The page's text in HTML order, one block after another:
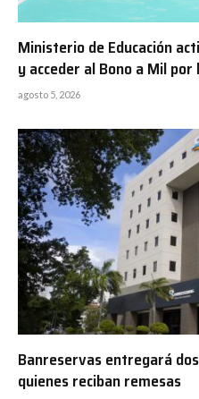
Ministerio de Educación
y acceder al Bono a Mil
agosto 5, 2026
Banreservas entregará
quienes reciban remesas